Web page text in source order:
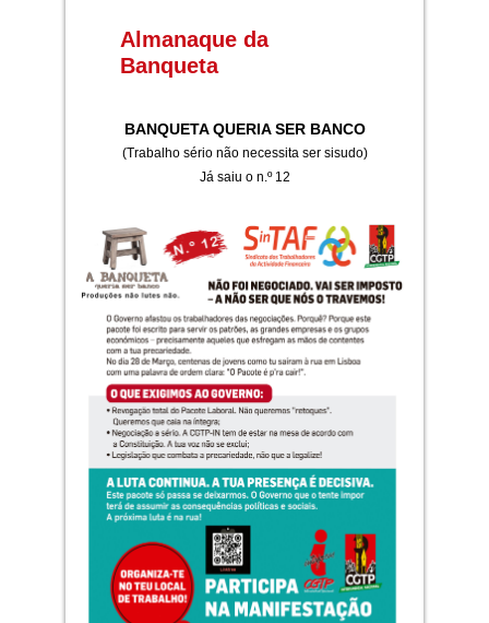
Almanaque da
Banqueta
BANQUETA QUERIA SER BANCO
(Trabalho sério não necessita ser sisudo)
Já saiu o n.º 12